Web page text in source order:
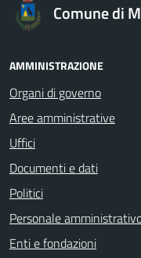
Comune di
AMMINISTRAZIONE
Organi di governo
Aree amministrative
Uffici
Documenti e dati
Politici
Personale
Enti e fondazioni